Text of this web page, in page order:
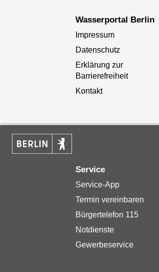
Wasserportal Berlin
Impressum
Datenschutz
Erklärung zur
Barrierefreiheit
Kontakt
Service
Service-App
Termin vereinbaren
Bürgertelefon 115
Notdienste
Gewerbeservice